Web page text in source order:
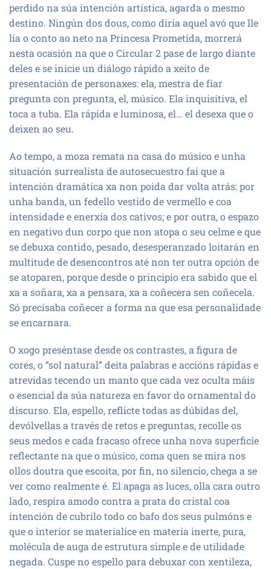
perdido na súa intención artística, agarda o mesmo
destino. Ningún dos dous, como diría aquel avó que lle
lía o conto ao neto na Princesa Prometida, morrerá
nesta ocasión na que o Circular 2 pase de largo diante
deles e se inicie un diálogo rápido a xeito de
presentación de personaxes: ela, mestra de fíar
pregunta con pregunta, el, músico. Ela inquisitiva, el
toca a tuba. Ela rápida e luminosa, el… el desexa que o
deixen ao seu.
Ao tempo, a moza remata na casa do músico e unha
situación surrealista de autosecuestro fai que a
intención dramática xa non poida dar volta atrás: por
unha banda, un fedello vestido de vermello e coa
intensidade e enerxía dos cativos; e por outra, o espazo
en negativo dun corpo que non atopa o seu celme e que
se debuxa contido, pesado, desesperanzado loitarán en
multitude de desencontros até non ter outra opción de
se atoparen, porque desde o principio era sabido que el
xa a soñara, xa a pensara, xa a coñecera sen coñecela.
Só precisaba coñecer a forma na que esa personalidade
se encarnara.
O xogo preséntase desde os contrastes, a figura de
cores, o “sol natural” deita palabras e accións rápidas e
atrevidas tecendo un manto que cada vez oculta máis
o esencial da súa natureza en favor do ornamental do
discurso. Ela, espello, reflicte todas as dúbidas del,
devólvellas a través de retos e preguntas, recolle os
seus medos e cada fracaso ofrece unha nova superficie
reflectante na que o músico, coma quen se mira nos
ollos doutra que escoita, por fin, no silencio, chega a se
ver como realmente é. El apaga as luces, olla cara outro
lado, respira amodo contra a prata do cristal coa
intención de cubrilo todo co bafo dos seus pulmóns e
que o interior se materialice en materia inerte, pura,
molécula de auga de estrutura simple e de utilidade
negada. Cuspe no espello para debuxar con xentileza,